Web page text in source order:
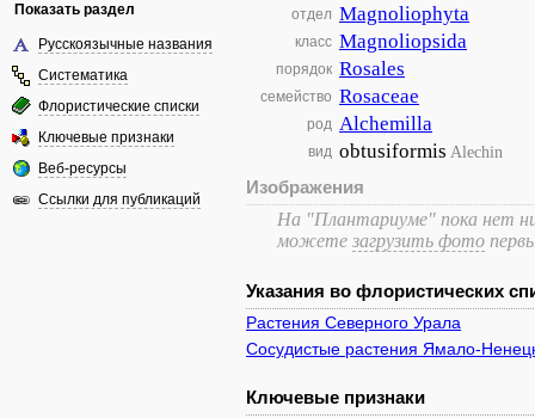
Показать раздел
Русскоязычные названия
Систематика
Флористические списки
Ключевые признаки
Веб-ресурсы
Ссылки для публикаций
отдел Magnoliophyta
класс Magnoliopsida
порядок Rosales
семейство Rosaceae
род Alchemilla
вид obtusiformis Alechin
Изображения
На "Плантариуме" пока нет
можете загрузить фото
Указания во флористических
Растения Северного Урала
Сосудистые растения Ямало-
Ключевые признаки